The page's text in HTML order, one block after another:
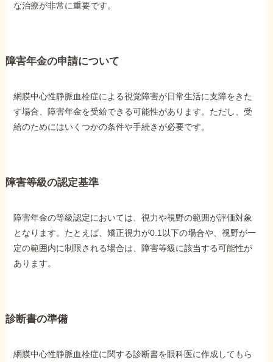
な治療が非常に重要です。
障害年金の申請について
網膜中心性静脈血栓症による視覚障害が日常生活に支障をきた
す場合、障害年金を受給できる可能性があります。ただし、受
給のためにはいくつかの条件や手続きが必要です。
障害等級の認定基準
障害年金の等級認定においては、視力や視野の範囲が評価対象
となります。たとえば、矯正視力が0.1以下の場合や、視野が一
定の範囲内に制限される場合は、障害等級に該当する可能性が
あります。
診断書の準備
網膜中心性静脈血栓症に関する診断書を眼科医に作成してもら